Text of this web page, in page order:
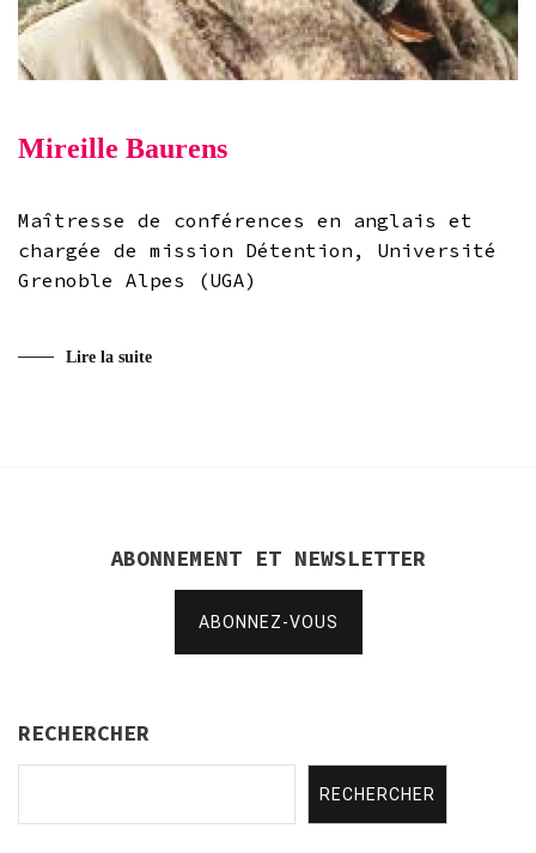
Mireille Baurens
Maîtresse de conférences en anglais et
chargée de mission Détention, Université
Grenoble Alpes (UGA)
Lire la suite
ABONNEMENT ET NEWSLETTER
ABONNEZ-VOUS
RECHERCHER
RECHERCHER